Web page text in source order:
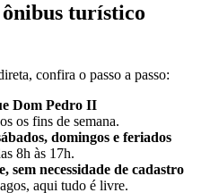
turístico
confira o passo a passo:
Dom Pedro II
os fins de semana.
domingos e feriados
8h às 17h.
necessidade de cadastro
aqui tudo é livre.